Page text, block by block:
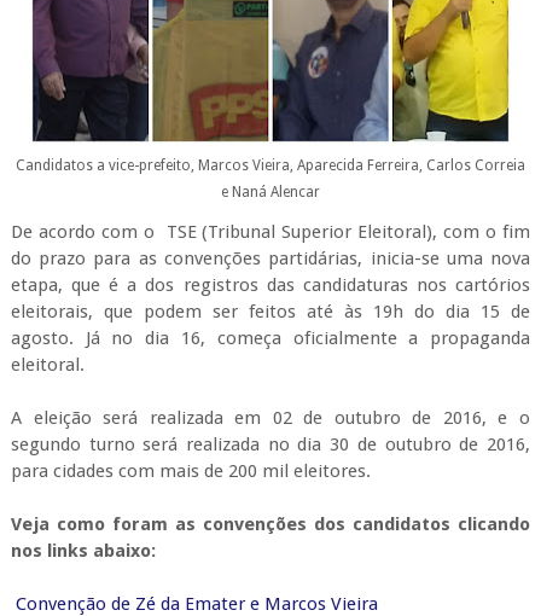
Candidatos a vice-prefeito, Marcos Vieira, Aparecida Ferreira, Carlos Correia
e Naná Alencar
De acordo com o
TSE (Tribunal Superior Eleitoral), com o fim
do prazo para as convenções partidárias, inicia-se uma nova
etapa, que é a dos registros das candidaturas nos cartórios
eleitorais, que podem ser feitos até às 19h do dia 15 de
agosto. Já no dia 16, começa oficialmente a propaganda
eleitoral.
A eleição será realizada em 02 de outubro de 2016, e o
segundo turno será realizada no dia 30 de outubro de 2016,
para cidades com mais de 200 mil eleitores.
Veja como foram as convenções dos candidatos clicando
nos links abaixo:
Convenção de Zé da Emater e Marcos Vieira